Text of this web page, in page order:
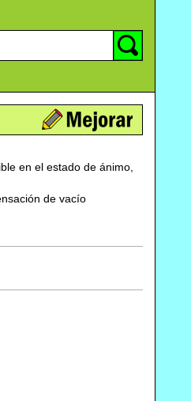
en el estado de ánimo,
de vacío